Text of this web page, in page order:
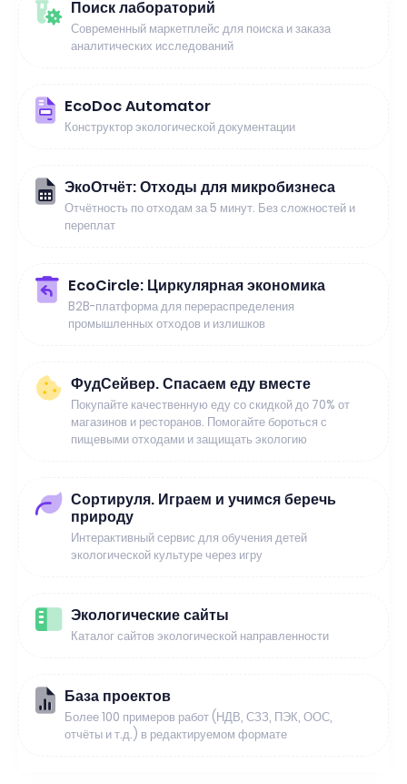
Поиск лабораторий
Современный маркетплейс для поиска и заказа
аналитических исследований
EcoDoc Automator
Конструктор экологической документации
ЭкоОтчёт: Отходы для микробизнеса
Отчётность по отходам за 5 минут. Без сложностей и
переплат
EcoCircle: Циркулярная экономика
B2B-платформа для перераспределения
промышленных отходов и излишков
ФудСейвер. Спасаем еду вместе
Покупайте качественную еду со скидкой до 70% от
магазинов и ресторанов. Помогайте бороться с
пищевыми отходами и защищать экологию
Сортируля. Играем и учимся беречь
природу
Интерактивный сервис для обучения детей
экологической культуре через игру
Экологические сайты
Каталог сайтов экологической направленности
База проектов
Более 100 примеров работ (НДВ, СЗЗ, ПЭК, ООС,
отчёты и т.д.) в редактируемом формате